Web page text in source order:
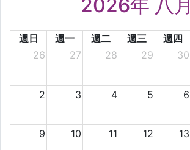
2026年 八月
週日 週一 週二 週三 週四
26
27 28 29 30
2 3 4 5 6
9 10 11 12 13